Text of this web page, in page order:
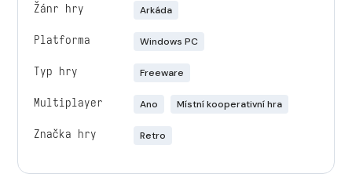
Žánr hry Arkáda
Platforma Windows PC
Typ hry Freeware
Multiplayer Ano Místní kooperativní hra
Značka hry Retro